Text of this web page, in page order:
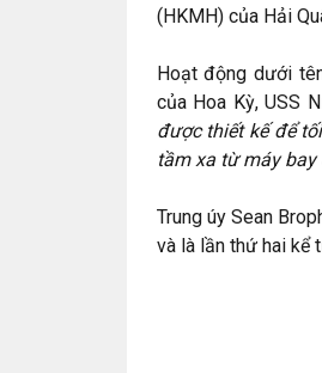
(HKMH) của Hải
Hoạt động dưới
của Hoa Kỳ, USS
được thiết kế để
tầm xa từ máy bay
Trung úy Sean
và là lần thứ hai kể